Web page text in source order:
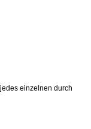
einzelnen durch